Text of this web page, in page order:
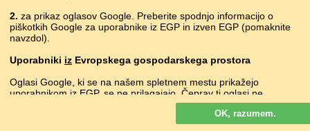
islandščina íslenska
Igralec
točke
Patricburton
155
2. za prikaz oglasov Google. Preberite spodnjo informacijo o
piškotkih Google za uporabnike iz EGP in izven EGP (pomaknite
navzdol).
Uporabniki iz Evropskega gospodarskega prostora
Oglasi Google, ki se na našem spletnem mestu prikažejo
uporabnikom iz EGP, se ne prilagajajo. Čeprav ti oglasi ne
uporabljajo piškotkov za individualno prilaganje oglasov, jih
uporabljajo za omogočanje omejevanja števila prikazov, ustvarjanje
zbirnih poročil o oglasih in preprečevanje goljufij in zlorab.
OK, razumem.